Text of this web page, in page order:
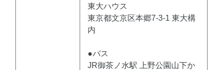
東大ハウス
東京都文京区本郷7-3-1 東大構
内
●バス
JR御茶ノ水駅 上野公園山下か